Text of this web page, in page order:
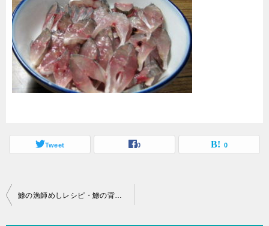
Tweet 0 0
投
鯵の漁師めしレシピ・鯵の背切り